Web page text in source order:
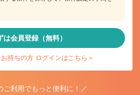
は会員登録（無料）
持ちの方 ログインはこちら＞
ご利用でもっと便利に！／